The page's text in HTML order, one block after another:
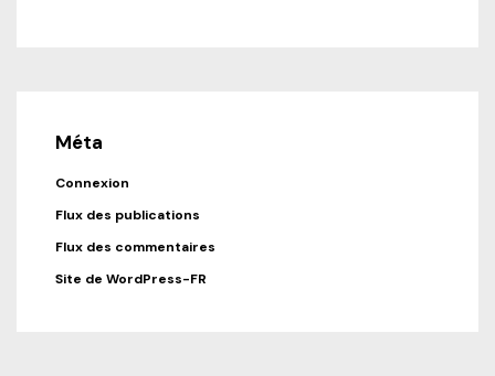
Méta
Connexion
Flux des publications
Flux des commentaires
Site de WordPress-FR